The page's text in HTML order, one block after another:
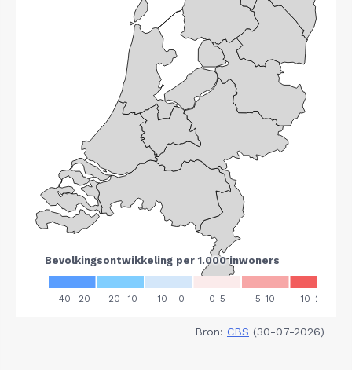
Bron: CBS (30-07-2026)